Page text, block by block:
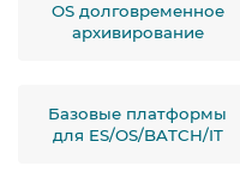
OS долговременное
архивирование
Базовые платформы
для ES/OS/BATCH/IT